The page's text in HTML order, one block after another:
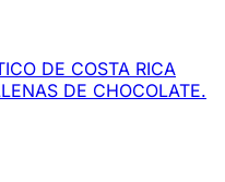
DE COSTA RICA
DE CHOCOLATE.